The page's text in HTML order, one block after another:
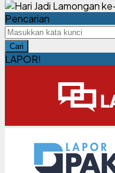
Pencarian
Cari
LAPOR!